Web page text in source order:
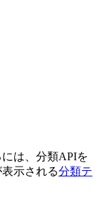
は、分類APIを
示される分類テ